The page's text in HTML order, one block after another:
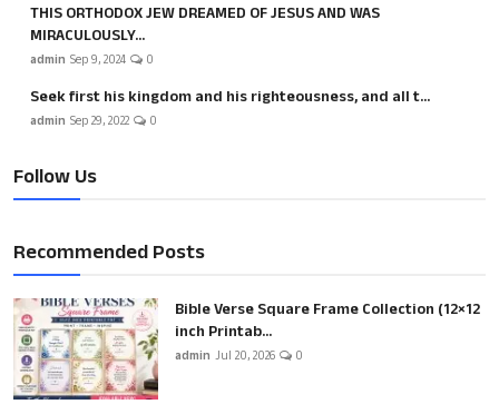
THIS ORTHODOX JEW DREAMED OF JESUS AND WAS
MIRACULOUSLY...
admin Sep 9, 2024 0
Seek first his kingdom and his righteousness, and all t...
admin Sep 29, 2022 0
Follow Us
Recommended Posts
Bible Verse Square Frame Collection (12×12
inch Printab...
admin Jul 20, 2026 0